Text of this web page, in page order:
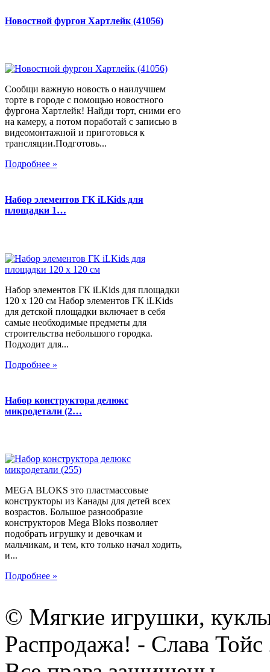
Новостной фургон Хартлейк (41056)
Сообщи важную новость о наилучшем
торте в городе с помощью новостного
фургона Хартлейк! Найди торт, сними его
на камеру, а потом поработай с записью в
видеомонтажной и приготовься к
трансляции.Подготовь...
Подробнее »
Набор элементов ГК iLKids для
площадки 1…
Набор элементов ГК iLKids для площадки
120 х 120 см Набор элементов ГК iLKids
для детской площадки включает в себя
самые необходимые предметы для
строительства небольшого городка.
Подходит для...
Подробнее »
Набор конструктора делюкс
микродетали (2…
MEGA BLOKS это пластмассовые
конструкторы из Канады для детей всех
возрастов. Большое разнообразие
конструкторов Mega Bloks позволяет
подобрать игрушку и девочкам и
мальчикам, и тем, кто только начал ходить,
и...
Подробнее »
© Мягкие игрушки,
Распродажа! - Слава Тойс